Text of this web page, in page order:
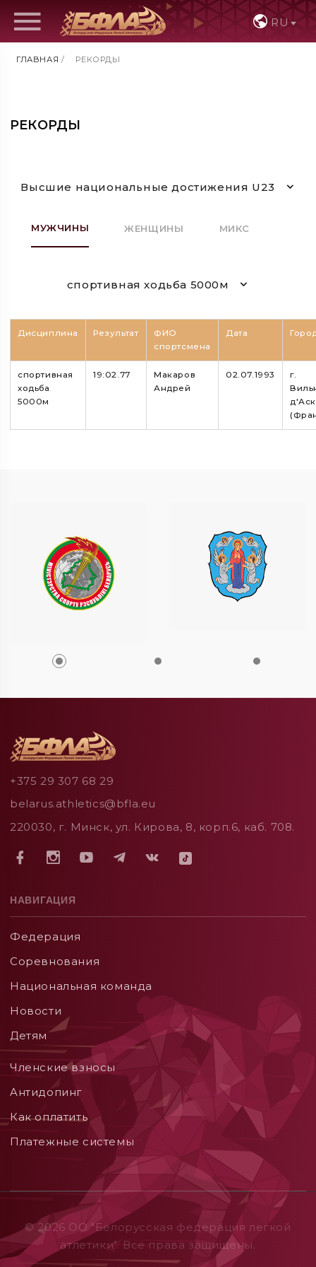
RU
ГЛАВНАЯ / РЕКОРДЫ
РЕКОРДЫ
Высшие национальные достижения U23
МУЖЧИНЫ ЖЕНЩИНЫ МИКС
спортивная ходьба 5000м
Дисциплина Результат
ФИО
спортсмена
Дата
спортивная
ходьба
5000м
19:02.77
Макаров
Андрей
02.07.1993
г.
д'Аск
+375 29 307 68 29
belarus.athletics@bfla.eu
220030, г. Минск, ул. Кирова, 8, корп.6, каб. 708.
НАВИГАЦИЯ
Федерация
Соревнования
Национальная команда
Новости
Детям
Членские взносы
Aнтидопинг
Как оплатить
Платежные системы
© 2026 ОO "Белорусская федерация легкой
атлетики". Все права защищены.